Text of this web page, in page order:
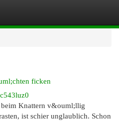
ficken
beim Knattern v&ouml;llig
ist schier unglaublich. Schon